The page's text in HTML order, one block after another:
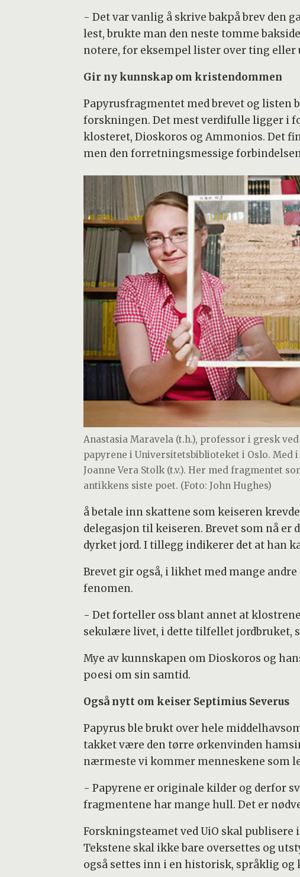
- Det var vanlig å skrive bakpå brev den
lest, brukte man den neste tomme
notere, for eksempel lister over ting
Gir ny kunnskap om kristendommen
Papyrusfragmentet med brevet og listen
forskningen. Det mest verdifulle ligger i
klosteret, Dioskoros og Ammonios. Det
men den forretningsmessige
Anastasia Maravela (t.h.), professor i gresk
papyrene i Universitetsbiblioteket i Oslo.
Joanne Vera Stolk (t.v.). Her med fragmentet
antikkens siste poet. (Foto: John Hughes)
å betale inn skattene som keiseren
delegasjon til keiseren. Brevet som nå er
dyrket jord. I tillegg indikerer det at han
Brevet gir også, i likhet med mange
fenomen.
- Det forteller oss blant annet at
sekulære livet, i dette tilfellet jordbruket,
Mye av kunnskapen om Dioskoros og
poesi om sin samtid.
Også nytt om keiser Septimius Severus
Papyrus ble brukt over hele
takket være den tørre ørkenvinden
nærmeste vi kommer menneskene som
- Papyrene er originale kilder og derfor
fragmentene har mange hull. Det er
Forskningsteamet ved UiO skal
Tekstene skal ikke bare oversettes og
også settes inn i en historisk, språklig